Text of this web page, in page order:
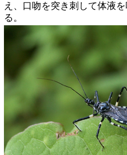
え、口吻を突き刺して体液
る。